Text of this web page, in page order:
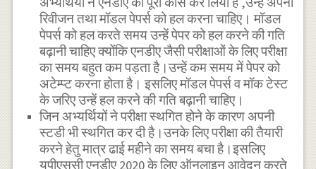
रिवीजन तथा मॉडल पेपर्स को हल करना चाहिए। मॉडल
पेपर्स को हल करते समय उन्हें पेपर को हल करने की गति
बढ़ानी चाहिए क्योंकि एनडीए जैसी परीक्षाओं के लिए परीक्षा
का समय बहुत कम पड़ता है।उन्हें कम समय में पेपर को
अटेम्प्ट करना होता है। इसलिए मॉडल पेपर्स व मॉक टेस्ट
के जरिए उन्हें हल करने की गति बढ़ानी चाहिए।
जिन अभ्यर्थियों ने परीक्षा स्थगित होने के कारण अपनी
स्टडी भी स्थगित कर दी है।उनके लिए परीक्षा की तैयारी
करने हेतु मात्र ढाई महीने का समय बचा है।इसलिए
यूपीएससी एनडीए 2020 के लिए ऑनलाइन आवेदन करते